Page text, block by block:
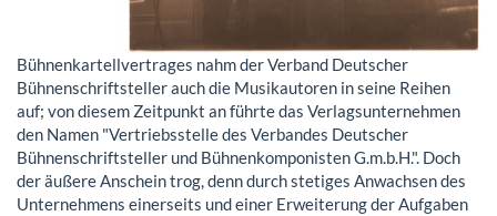
Bühnenkartellvertrages nahm der Verband Deutscher
Bühnenschriftsteller auch die Musikautoren in seine Reihen
auf; von diesem Zeitpunkt an führte das Verlagsunternehmen
den Namen "Vertriebsstelle des Verbandes Deutscher
Bühnenschriftsteller und Bühnenkomponisten G.m.b.H.". Doch
der äußere Anschein trog, denn durch stetiges Anwachsen des
Unternehmens einerseits und einer Erweiterung der Aufgaben